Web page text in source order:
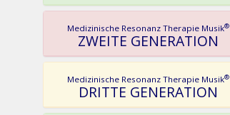
Medizinische Resonanz Therapie Musik®
ZWEITE GENERATION
Medizinische Resonanz Therapie Musik®
DRITTE GENERATION